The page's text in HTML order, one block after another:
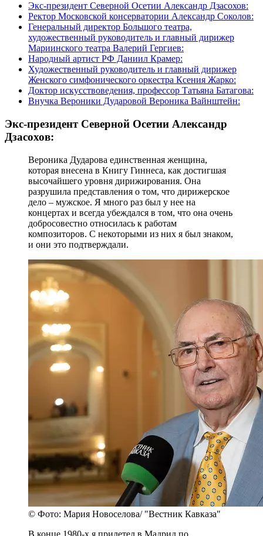
Экс-президент Северной Осетии Александр Дзасохов:
Ректор Московской консерватории Александр Соколов:
Генеральный директор Большого театра,
художественный руководитель и главный дирижер
Мариинского театра Валерий Гергиев:
Народный артист РФ Даниил Крамер:
Художественный руководитель и главный дирижер
Женского симфонического оркестра Ксения Жарко:
Доктор искусствоведения, профессор Татьяна Батагова:
Внучка Вероники Дударовой Вероника Вайнштейн:
Экс-президент Северной Осетии Александр
Дзасохов:
Вероника Дударова единственная женщина,
которая внесена в Книгу Гиннеса, как достигшая
высочайшего уровня дирижирования. Она
разрушила представления о том, что дирижерское
дело – мужское. Я много раз был у нее на
концертах и всегда убеждался в том, что она очень
добросовестно относилась к работам
композиторов. С некоторыми из них я был знаком,
и они это подтверждали.
© Фото: Мария Новоселова/ "Вестник Кавказа"
В конце 1980-х я прилетел в Мадрид по